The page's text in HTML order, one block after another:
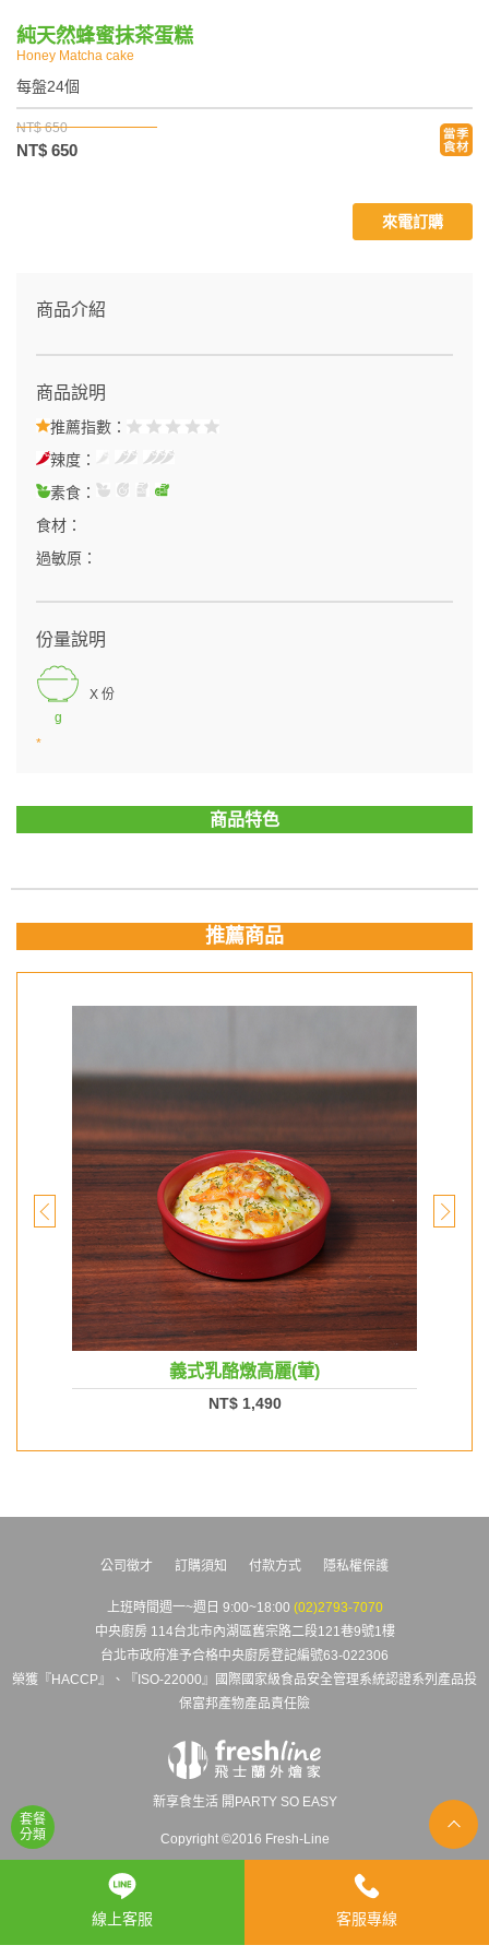
套餐
分類
純天然蜂蜜抹茶蛋糕
Honey Matcha cake
每盤24個
NT$ 650
NT$ 650
商品介紹
商品說明
推薦指數：
辣度：
素食：
食材：
過敏原：
份量說明
g
X 份
*
來電訂購
商品特色
推薦商品
義式乳酪燉高麗(葷)
NT$ 1,490
公司徵才 訂購須知 付款方式 隱私權保護
上班時間週一~週日 9:00~18:00 (02)2793-7070
中央廚房 114台北市內湖區舊宗路二段121巷9號1樓
台北市政府准予合格中央廚房登記編號63-022306
榮獲『HACCP』、『ISO-22000』國際國家級食品安全管理系統認證系列產品投
保富邦產物產品責任險
新享食生活 開PARTY SO EASY
Copyright ©2016 Fresh-Line
線上客服 客服專線